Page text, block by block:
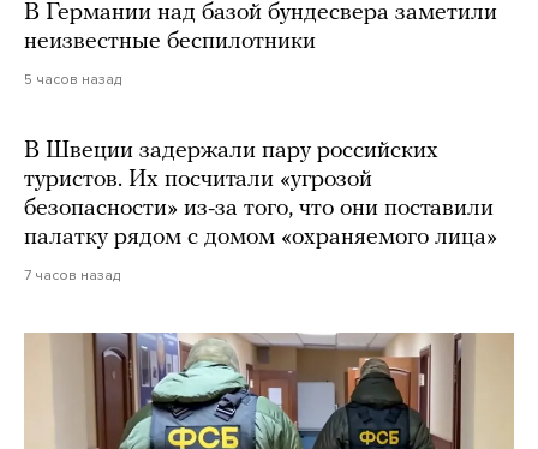
В Германии над базой бундесвера заметили
неизвестные беспилотники
5 часов назад
В Швеции задержали пару российских
туристов. Их посчитали «угрозой
безопасности» из-за того, что они поставили
палатку рядом с домом «охраняемого лица»
7 часов назад